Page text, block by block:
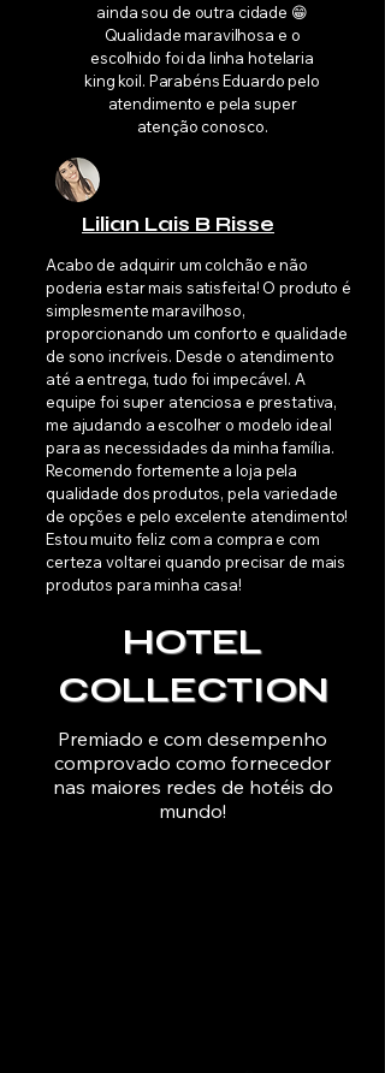
ainda sou de outra cidade 😁
Qualidade maravilhosa e o
escolhido foi da linha hotelaria
king koil. Parabéns Eduardo pelo
atendimento e pela super
atenção conosco.
Lilian Lais B Risse
Acabo de adquirir um colchão e não
poderia estar mais satisfeita! O produto é
simplesmente maravilhoso,
proporcionando um conforto e qualidade
de sono incríveis. Desde o atendimento
até a entrega, tudo foi impecável. A
equipe foi super atenciosa e prestativa,
me ajudando a escolher o modelo ideal
para as necessidades da minha família.
Recomendo fortemente a loja pela
qualidade dos produtos, pela variedade
de opções e pelo excelente atendimento!
Estou muito feliz com a compra e com
certeza voltarei quando precisar de mais
produtos para minha casa!
HOTEL
COLLECTION
Premiado e com desempenho
comprovado como fornecedor
nas maiores redes de hotéis do
mundo!